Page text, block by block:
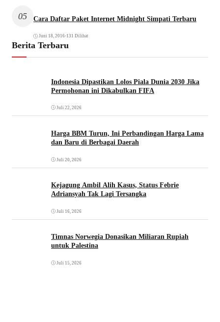
05 Cara Daftar Paket Internet Midnight Simpati Terbaru
Juni 18, 2016•131 Dilihat
Berita Terbaru
Indonesia Dipastikan Lolos Piala Dunia 2030 Jika
Permohonan ini Dikabulkan FIFA
Juli 22, 2026
Harga BBM Turun, Ini Perbandingan Harga Lama
dan Baru di Berbagai Daerah
Juli 20, 2026
Kejagung Ambil Alih Kasus, Status Febrie
Adriansyah Tak Lagi Tersangka
Juli 16, 2026
Timnas Norwegia Donasikan Miliaran Rupiah
untuk Palestina
Juli 15, 2026